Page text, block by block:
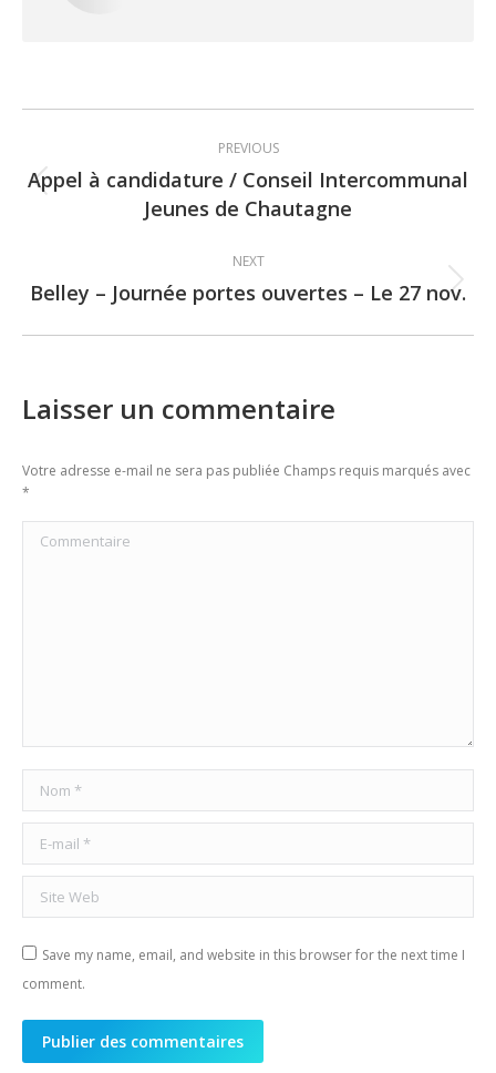
navigation
PREVIOUS
Previous
post:
Appel à candidature / Conseil Intercommunal
Jeunes de Chautagne
NEXT
Next
Belley – Journée portes ouvertes – Le 27 nov.
Laisser un commentaire
Votre adresse e-mail ne sera pas publiée Champs requis marqués avec
*
Commentaire
Nom *
E-mail *
Site Web
Save my name, email, and website in this browser for the next time I
comment.
Publier des commentaires